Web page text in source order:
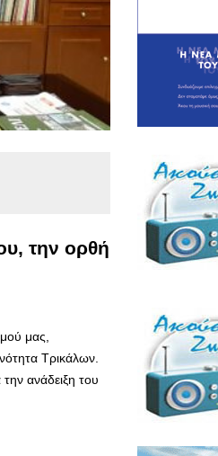
την ορθή
μας,
Τρικάλων.
ανάδειξη του